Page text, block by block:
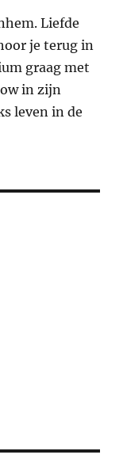
Liefde
je terug in
graag met
in zijn
leven in de